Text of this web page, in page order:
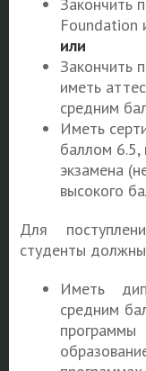
Foundation
или
Закончить
иметь
средним
Иметь
баллом 6.5,
экзамена
высокого
Для
студенты
Иметь
средним